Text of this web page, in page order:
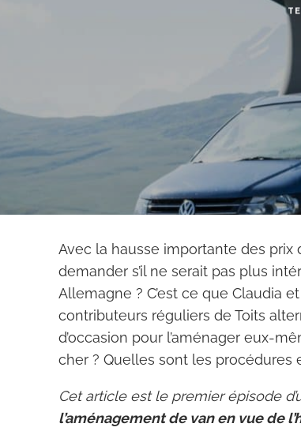
Avec la hausse importante des prix
demander s’il ne serait pas plus
Allemagne ? C’est ce que Claudia
contributeurs réguliers de Toits
d’occasion pour l’aménager eux-
cher ? Quelles sont les procédures
Cet article est le premier épisode
l’aménagement de van en vue de